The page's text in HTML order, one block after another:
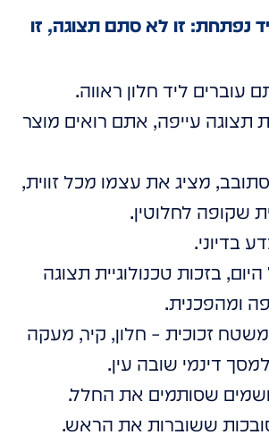
נפתחת: זו לא סתם תצוגה, זו
עוברים ליד חלון ראווה.
תצוגה עייפה, אתם רואים מוצר
מציג את עצמו מכל זווית,
שקופה לחלוטין.
בדיוני.
בזכות טכנולוגיית תצוגה
ומהפכנית.
זכוכית – חלון, קיר, מעקה
דינמי שובה עין.
שסותמים את החלל.
ששוברות את הראש.